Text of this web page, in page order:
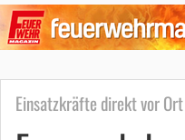
Einsatzkräfte direkt vor Ort